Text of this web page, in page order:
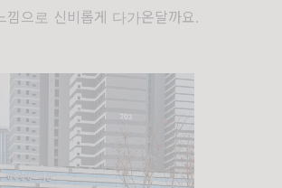
낌으로 신비롭게 다가온달까요.